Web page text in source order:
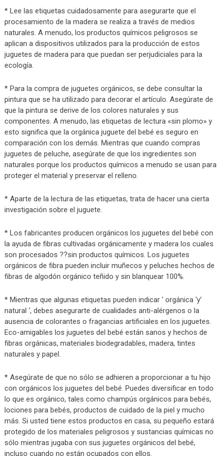
* Lee las etiquetas cuidadosamente para asegurarte que el
procesamiento de la madera se realiza a través de medios
naturales. A menudo, los productos químicos peligrosos se
aplican a dispositivos utilizados para la producción de estos
juguetes de madera para que puedan ser perjudiciales para la
ecología.
* Para la compra de juguetes orgánicos, se debe consultar la
pintura que se ha utilizado para decorar el artículo. Asegúrate de
que la pintura se derive de los colores naturales y sus
componentes. A menudo, las etiquetas de lectura «sin plomo» y
esto significa que la orgánica juguete del bebé es seguro en
comparación con los demás. Mientras que cuando compras
juguetes de peluche, asegúrate de que los ingredientes son
naturales porque los productos químicos a menudo se usan para
proteger el material y preservar el relleno.
* Aparte de la lectura de las etiquetas, trata de hacer una cierta
investigación sobre el juguete.
* Los fabricantes producen orgánicos los juguetes del bebé con
la ayuda de fibras cultivadas orgánicamente y madera los cuales
son procesados ??sin productos químicos. Los juguetes
orgánicos de fibra pueden incluir muñecos y peluches hechos de
fibras de algodón orgánico teñido y sin blanquear 100%.
* Mientras que algunas etiquetas pueden indicar ‘ orgánica ‘y’
natural ‘, debes asegurarte de cualidades anti-alérgenos o la
ausencia de colorantes o fragancias artificiales en los juguetes.
Eco-amigables los juguetes del bebé están sanos y hechos de
fibras orgánicas, materiales biodegradables, madera, tintes
naturales y papel.
* Asegúrate de que no sólo se adhieren a proporcionar a tu hijo
con orgánicos los juguetes del bebé. Puedes diversificar en todo
lo que es orgánico, tales como champús orgánicos para bebés,
lociones para bebés, productos de cuidado de la piel y mucho
más. Si usted tiene estos productos en casa, su pequeño estará
protegido de los materiales peligrosos y sustancias químicas no
sólo mientras jugaba con sus juguetes orgánicos del bebé,
incluso cuando no están ocupados con ellos.